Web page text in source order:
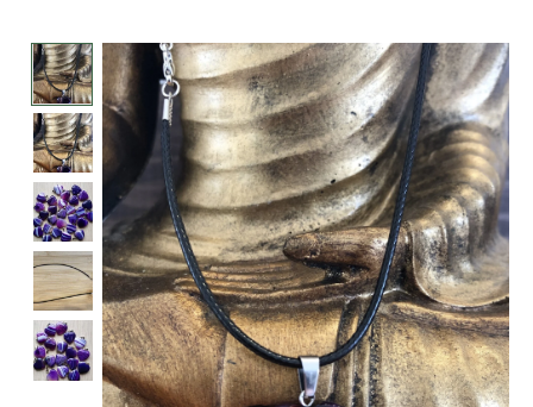
Product image slideshow Items